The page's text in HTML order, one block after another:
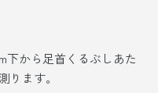
下から足首くるぶしあた
ります。